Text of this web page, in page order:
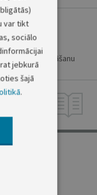
apstiprināšanu
var tikt
sociālo
jebkurā
šajā
.